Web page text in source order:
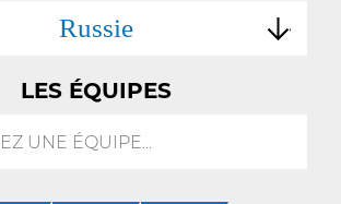
Russie
LES ÉQUIPES